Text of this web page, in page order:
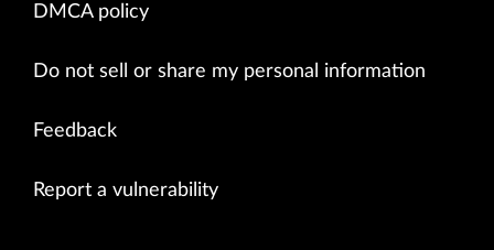
DMCA policy
Do not sell or share my personal information
Feedback
Report a vulnerability